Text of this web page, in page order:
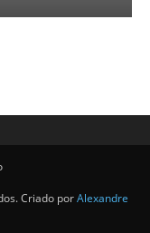
Criado porAlexandre